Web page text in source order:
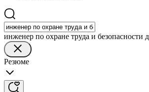
инженер по охране труда и безопасности
Резюме